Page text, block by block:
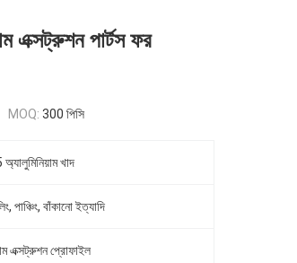
এক্সট্রুশন পার্টস ফর
MOQ: 300 পিসি
খাদ
পাঞ্চিং, বাঁকানো ইত্যাদি
এক্সট্রুশন প্রোফাইল